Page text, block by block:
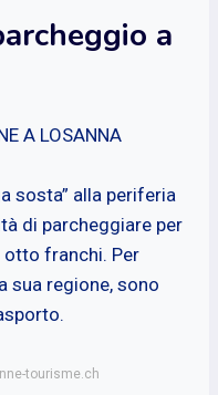
a
A LOSANNA
sosta” alla periferia
di parcheggiare per
franchi. Per
sua regione, sono
tourisme.ch